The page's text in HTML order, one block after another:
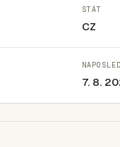
STÁT
CZ
7. 8.